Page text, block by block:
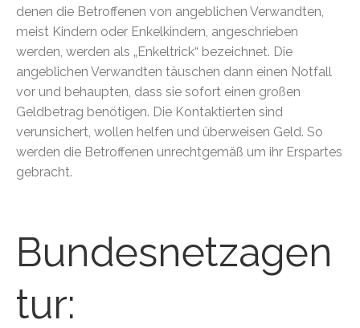
denen die Betroffenen von angeblichen Verwandten,
meist Kindern oder Enkelkindern, angeschrieben
werden, werden als „Enkeltrick“ bezeichnet. Die
angeblichen Verwandten täuschen dann einen Notfall
vor und behaupten, dass sie sofort einen großen
Geldbetrag benötigen. Die Kontaktierten sind
verunsichert, wollen helfen und überweisen Geld. So
werden die Betroffenen unrechtgemäß um ihr Erspartes
gebracht.
Bundesnetzagen
tur: